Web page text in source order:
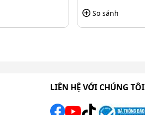
So sánh
LIÊN HỆ VỚI CHÚNG TÔI